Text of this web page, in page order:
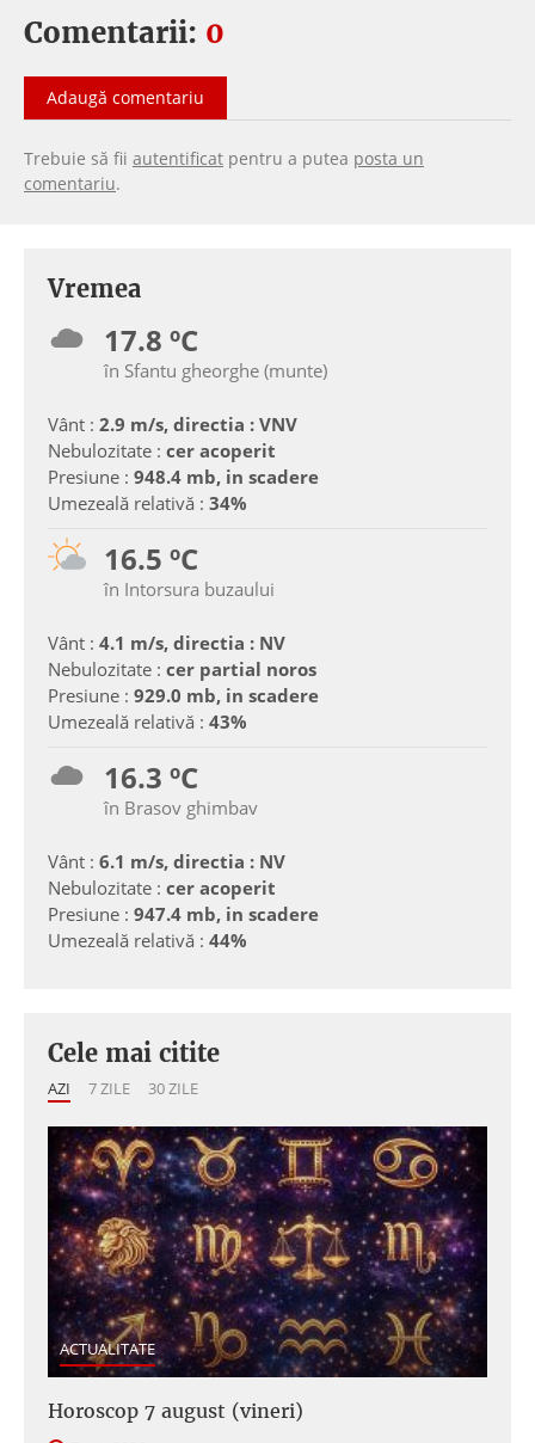
Comentarii: 0
Adaugă comentariu
Trebuie să fii autentificat pentru a putea posta un
comentariu.
Vremea
17.8 ºC
în Sfantu gheorghe (munte)
Vânt : 2.9 m/s, directia : VNV
Nebulozitate : cer acoperit
Presiune : 948.4 mb, in scadere
Umezeală relativă : 34%
16.5 ºC
în Intorsura buzaului
Vânt : 4.1 m/s, directia : NV
Nebulozitate : cer partial noros
Presiune : 929.0 mb, in scadere
Umezeală relativă : 43%
16.3 ºC
în Brasov ghimbav
Vânt : 6.1 m/s, directia : NV
Nebulozitate : cer acoperit
Presiune : 947.4 mb, in scadere
Umezeală relativă : 44%
Cele mai citite
AZI 7 ZILE 30 ZILE
ACTUALITATE
Horoscop 7 august (vineri)